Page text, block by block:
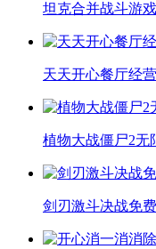
坦克合并战斗游
天天开心餐厅经
植物大战僵尸2无
剑刃激斗决战免